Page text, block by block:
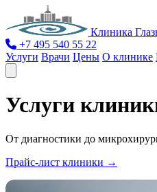
Клиника
+7 495 540 55 22
Услуги Врачи Цены О клинике
Услуги
От диагностики до
Прайс-лист клиники →